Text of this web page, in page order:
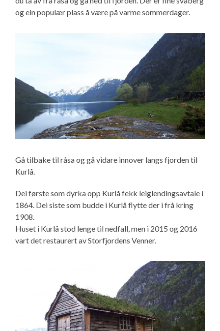
og ein populær plass å være på varme sommerdager.
Gå tilbake til råsa og gå vidare innover langs fjorden til
Kurlå.
Dei første som dyrka opp Kurlå fekk leiglendingsavtale i
1864. Dei siste som budde i Kurlå flytte der i frå kring
1908.
Huset i Kurlå stod lenge til nedfall, men i 2015 og 2016
vart det restaurert av Storfjordens Venner.